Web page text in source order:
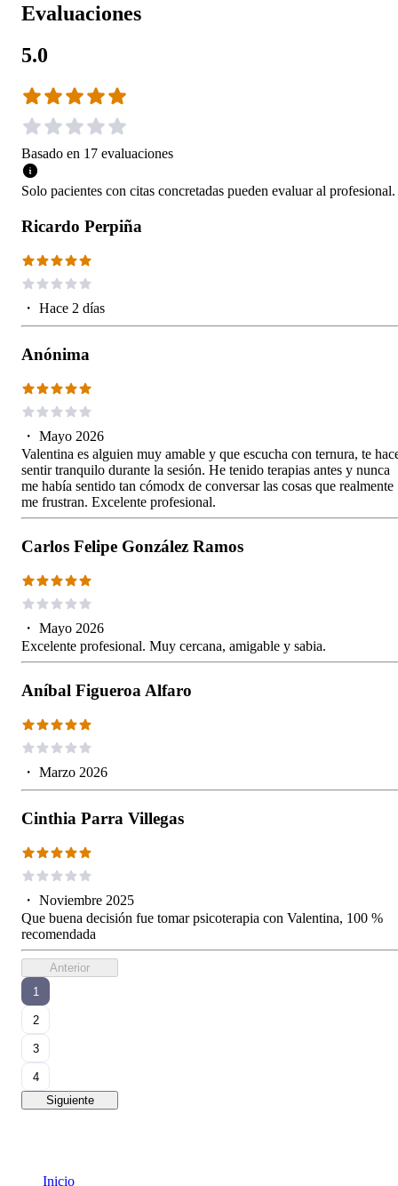
Evaluaciones
5.0
Basado en 17 evaluaciones
Solo pacientes con citas concretadas pueden evaluar al profesional.
Ricardo Perpiña
・ Hace 2 días
Anónima
・ Mayo 2026
Valentina es alguien muy amable y que escucha con ternura, te
sentir tranquilo durante la sesión. He tenido terapias antes y nunca
me había sentido tan cómodx de conversar las cosas que realmente
me frustran. Excelente profesional.
Carlos Felipe González Ramos
・ Mayo 2026
Excelente profesional. Muy cercana, amigable y sabia.
Aníbal Figueroa Alfaro
・ Marzo 2026
Cinthia Parra Villegas
・ Noviembre 2025
Que buena decisión fue tomar psicoterapia con Valentina, 100 %
recomendada
Anterior
1
2
3
4
Siguiente
Inicio